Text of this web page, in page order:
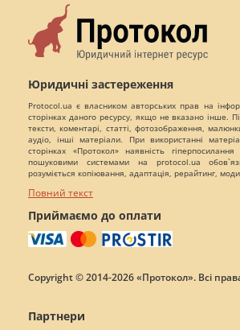
Юридичні застереження
Protocol.ua є власником авторських прав на
сторінках даного ресурсу, якщо не вказано інше.
тексти, коментарі, статті, фотозображення,
аудіо, інші матеріали. При використанні
сторінках «Протокол» наявність гіперпосилання
пошуковими системами на protocol.ua
розуміється копіювання, адаптація, рерайтинг,
Повний текст
Приймаємо до оплати
Copyright © 2014-2026 «Протокол». Всі
Партнери